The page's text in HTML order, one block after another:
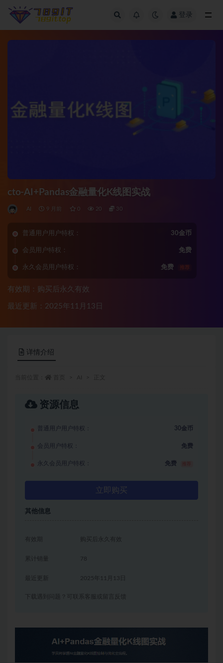
登录
cto-AI+Pandas金融量化K线图实战
AI 9 月前 0 20 30
普通用户用户特权： 30金币
会员用户特权： 免费
永久会员用户特权： 免费 推荐
有效期：购买后永久有效
最近更新：2025年11月13日
详情介绍
资源信息
普通用户用户特权： 30金币
会员用户特权： 免费
永久会员用户特权： 免费
立即购买
其他信息
有效期 购买后永久有效
累计销量 78
2025年11月13日
下载遇到问题？可联系客服或留言反馈